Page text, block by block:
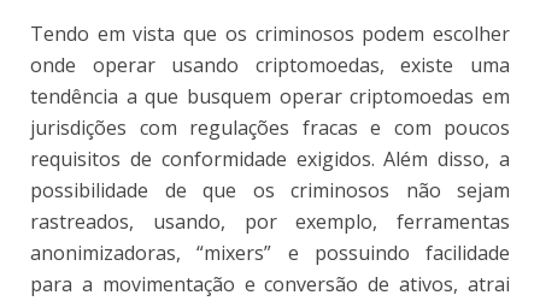
Tendo em vista que os criminosos podem escolher
onde operar usando criptomoedas, existe uma
tendência a que busquem operar criptomoedas em
jurisdições com regulações fracas e com poucos
requisitos de conformidade exigidos. Além disso, a
possibilidade de que os criminosos não sejam
rastreados, usando, por exemplo, ferramentas
anonimizadoras, “mixers” e possuindo facilidade
para a movimentação e conversão de ativos, atrai